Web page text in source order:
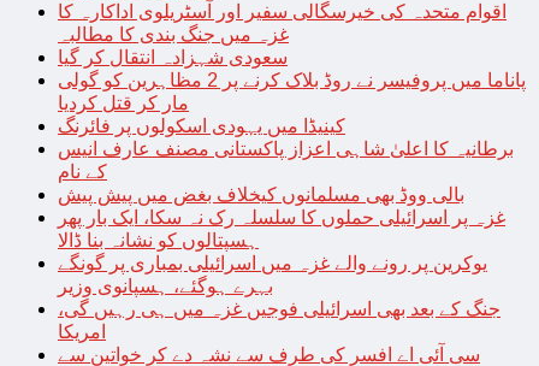
اقوام متحدہ کی خیرسگالی سفیر اور آسٹریلوی اداکارہ کا
غزہ میں جنگ بندی کا مطالبہ
سعودی شہزادہ انتقال کر گیا
پاناما میں پروفیسر نے روڈ بلاک کرنے پر 2 مظاہرین کو گولی
مار کر قتل کردیا
کینیڈا میں یہودی اسکولوں پر فائرنگ
برطانیہ کا اعلیٰ شاہی اعزاز پاکستانی مصنف عارف انیس
کے نام
بالی ووڈ بھی مسلمانوں کیخلاف بغض میں پیش پیش
غزہ پر اسرائیلی حملوں کا سلسلہ رک نہ سکا، ایک بار پھر
ہسپتالوں کو نشانہ بنا ڈالا
یوکرین پر رونے والے غزہ میں اسرائیلی بمباری پر گونگے
بہرے ہوگئے، ہسپانوی وزیر
جنگ کے بعد بھی اسرائیلی فوجیں غزہ میں ہی رہیں گی،
امریکا
سی آئی اے افسر کی طرف سے نشہ دے کر خواتین سے